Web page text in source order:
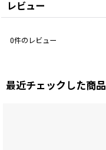
レビュー
0件のレビュー
最近チェックした商品